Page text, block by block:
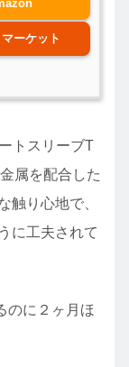
ーケット
トスリーブT
属を配合した
触り心地で、
に工夫されて
のに２ヶ月ほ